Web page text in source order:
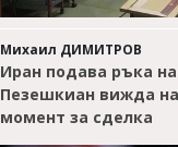
Михаил ДИМИТРОВ
Иран подава ръка
Пезешкиан вижда
момент за сделка